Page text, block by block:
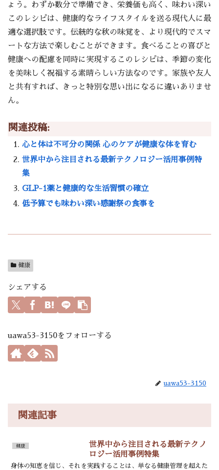
ょう。わずか数分で準備でき、栄養価も高く、味わい深い
このレシピは、健康的なライフスタイルを送る現代人に最
適な選択肢です。伝統的な秋の味覚を、より現代的でスマ
ートな方法で楽しむことができます。食べることの喜びと
健康への配慮を同時に実現するこのレシピは、季節の変化
を美味しく祝福する素晴らしい方法なのです。家族や友人
と共有すれば、きっと特別な思い出になるに違いありませ
ん。
関連投稿:
心と体は不可分の関係 心のケアが健康な体を育む
世界中から注目される最新テクノロジー活用事例特
集
GLP-1薬と健康的な生活習慣の確立
低予算でも味わい深い感謝祭の食事を
健康
シェアする
uawa53-3150をフォローする
uawa53-3150
関連記事
健康
世界中から注目される最新テクノ
ロジー活用事例特集
身体の知恵を信じ、それを実践することは、単なる健康管理を超えた